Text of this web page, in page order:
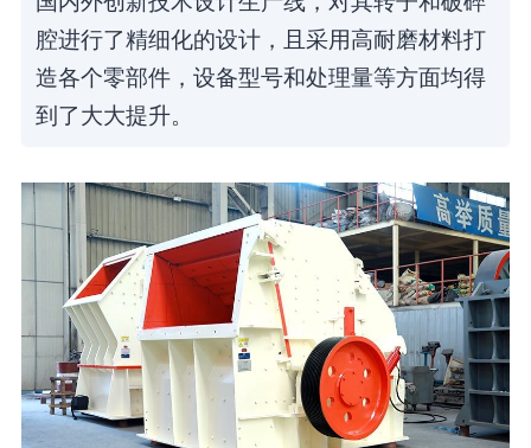
腔进行了精细化的设计，且采用高耐磨材料打
造各个零部件，设备型号和处理量等方面均得
到了大大提升。